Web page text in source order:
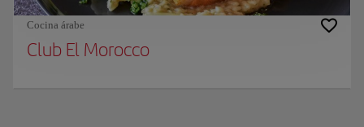
Cocina árabe
Club El Morocco